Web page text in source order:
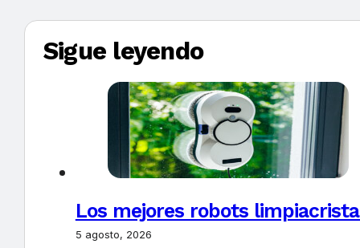
Sigue leyendo
Los mejores robots
5 agosto, 2026